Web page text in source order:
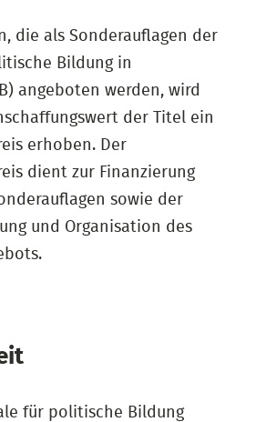
die als Sonderauflagen der
Bildung in
angeboten werden, wird
der Titel ein
erhoben. Der
dient zur Finanzierung
sowie der
und Organisation des
für politische Bildung